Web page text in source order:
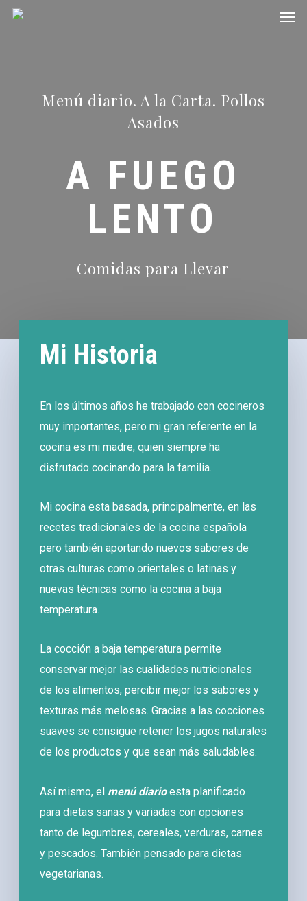
Skip
Menú diario. A la Carta. Pollos
Asados
A FUEGO
LENTO
Comidas para Llevar
Mi Historia
En los últimos años he trabajado con cocineros
muy importantes, pero mi gran referente en la
cocina es mi madre, quien siempre ha
disfrutado cocinando para la familia.
Mi cocina esta basada, principalmente, en las
recetas tradicionales de la cocina española
pero también aportando nuevos sabores de
otras culturas como orientales o latinas y
nuevas técnicas como la cocina a baja
temperatura.
La cocción a baja temperatura permite
conservar mejor las cualidades nutricionales
de los alimentos, percibir mejor los sabores y
texturas más melosas. Gracias a las cocciones
suaves se consigue retener los jugos naturales
de los productos y que sean más saludables.
Así mismo, el menú diarioesta planificado
para dietas sanas y variadas con opciones
tanto de legumbres, cereales, verduras, carnes
y pescados. También pensado para dietas
vegetarianas.